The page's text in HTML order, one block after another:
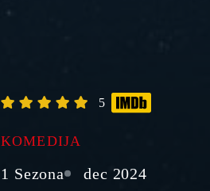
5
KOMEDIJA
1 Sezona dec 2024